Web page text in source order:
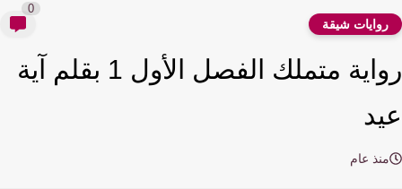
شيقة
رواية متملك الفصل الأول 1 بقلم آية
عام